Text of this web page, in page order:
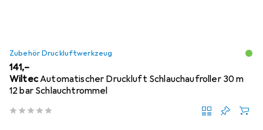
Zubehör Druckluftwerkzeug
EUR
141,–
WiltecAutomatischer Druckluft Schlauchaufroller 30 m
12 bar Schlauchtrommel